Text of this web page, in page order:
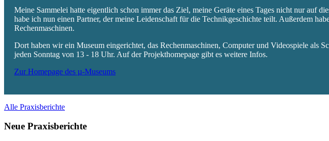
Meine Sammelei hatte eigentlich schon immer das Ziel, meine Geräte eines Tages nicht nur
habe ich nun einen Partner, der meine Leidenschaft für die Technikgeschichte teilt. Außerdem
Rechenmaschinen.
Dort haben wir ein Museum eingerichtet, das Rechenmaschinen, Computer und Videospiele als
jeden Sonntag von 13 - 18 Uhr. Auf der Projekthomepage gibt es weitere Infos.
Zur Homepage des µ-Museums
Alle Praxisberichte
Neue Praxisberichte